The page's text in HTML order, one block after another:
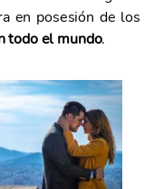
en posesión de los
todo el mundo.